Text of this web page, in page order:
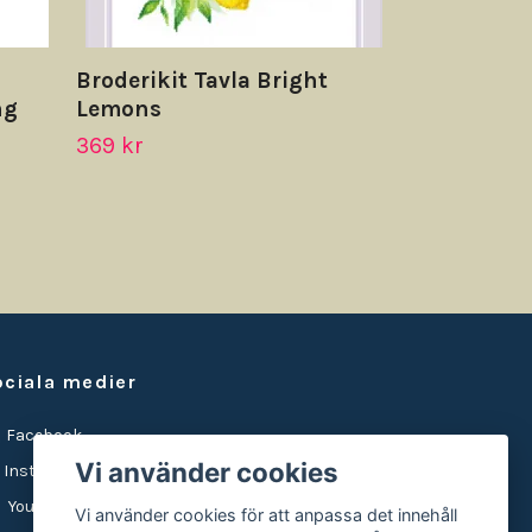
Broderikit Tavla Bright
Lemons
369 kr
medier
Facebook
Instagram
YouTube
Vi använder cookies
Vi använder cookies för att anpassa det innehåll